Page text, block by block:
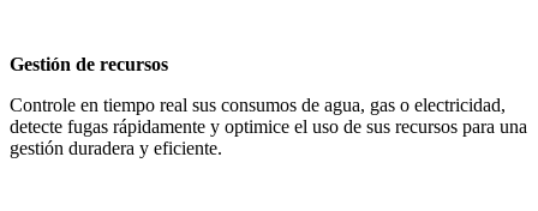
Gestión de recursos
Controle en tiempo real sus consumos de agua, gas o electricidad,
detecte fugas rápidamente y optimice el uso de sus recursos para una
gestión duradera y eficiente.